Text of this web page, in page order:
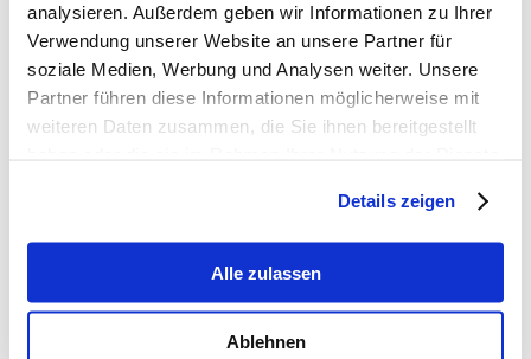
analysieren. Außerdem geben wir Informationen zu Ihrer
Verwendung unserer Website an unsere Partner für
soziale Medien, Werbung und Analysen weiter. Unsere
Partner führen diese Informationen möglicherweise mit
weiteren Daten zusammen, die Sie ihnen bereitgestellt
Details zeigen
Alle zulassen
Ablehnen